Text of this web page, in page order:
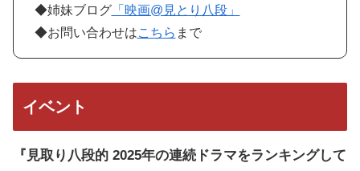
◆姉妹ブログ「映画@見とり八段」
◆お問い合わせはこちら まで
イベント
『見取り八段的 2025年の連続ドラマをランキングして